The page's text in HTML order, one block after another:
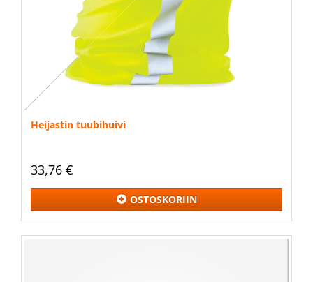
Heijastin tuubihuivi
33,76 €
OSTOSKORIIN